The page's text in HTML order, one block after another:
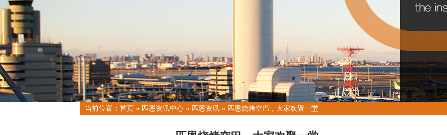
当前位置： 首页 » 匹恩资讯中心 » 匹恩资讯 » 匹恩烧烤空巴，大家欢聚一堂